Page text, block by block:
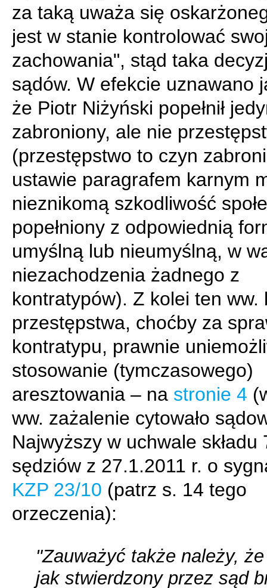
za taką uważa się
jest w stanie kontrolować
zachowania", stąd taka
sądów. W efekcie uznawano
że Piotr Niżyński popełnił
zabroniony, ale nie
(przestępstwo to czyn
ustawie paragrafem karnym
nieznikomą szkodliwość
popełniony z odpowiednią
umyślną lub nieumyślną, w
niezachodzenia żadnego z
kontratypów). Z kolei ten ww.
przestępstwa, choćby za
kontratypu, prawnie
stosowanie (tymczasowego)
aresztowania – na stronie 4
ww. zażalenie cytowało
Najwyższy w uchwale składu
sędziów z 27.1.2011 r. o
KZP 23/10 (patrz s. 14 tego
orzeczenia):
"Zauważyć także należy,
jak stwierdzony przez sąd